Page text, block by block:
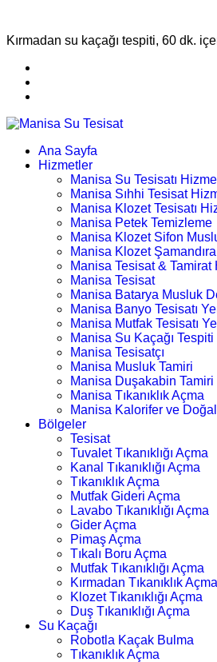
Kırmadan su kaçağı tespiti, 60 dk.
Ana Sayfa
Hizmetler
Manisa Su Tesisatı
Manisa Sıhhi Tesisat
Manisa Klozet Tesisatı
Manisa Petek Temizleme
Manisa Klozet Sifon
Manisa Klozet
Manisa Tesisat & Tamirat
Manisa Tesisat
Manisa Batarya Musluk
Manisa Banyo Tesisatı
Manisa Mutfak Tesisatı
Manisa Su Kaçağı Tespiti
Manisa Tesisatçı
Manisa Musluk Tamiri
Manisa Duşakabin Tamiri
Manisa Tıkanıklık Açma
Manisa Kalorifer ve
Bölgeler
Tesisat
Tuvalet Tıkanıklığı Açma
Kanal Tıkanıklığı Açma
Tıkanıklık Açma
Mutfak Gideri Açma
Lavabo Tıkanıklığı Açma
Gider Açma
Pimaş Açma
Tıkalı Boru Açma
Mutfak Tıkanıklığı Açma
Kırmadan Tıkanıklık Açma
Klozet Tıkanıklığı Açma
Duş Tıkanıklığı Açma
Su Kaçağı
Robotla Kaçak Bulma
Tıkanıklık Açma